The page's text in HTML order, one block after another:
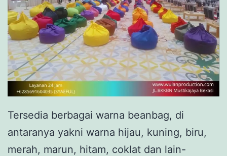
Tersedia berbagai warna beanbag, di
antaranya yakni warna hijau, kuning, biru,
merah, marun, hitam, coklat dan lain-